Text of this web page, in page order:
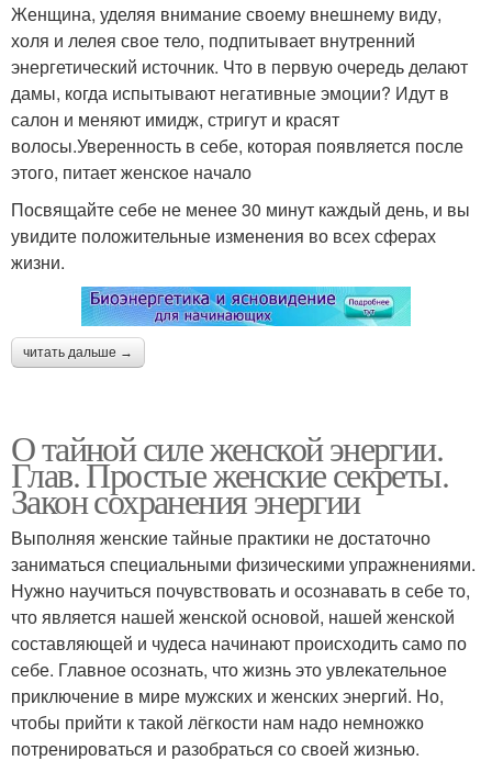
Женщина, уделяя внимание своему внешнему виду,
холя и лелея свое тело, подпитывает внутренний
энергетический источник. Что в первую очередь делают
дамы, когда испытывают негативные эмоции? Идут в
салон и меняют имидж, стригут и красят
волосы.Уверенность в себе, которая появляется после
этого, питает женское начало
Посвящайте себе не менее 30 минут каждый день, и вы
увидите положительные изменения во всех сферах
жизни.
читать дальше →
О тайной силе женской энергии.
Глав. Простые женские секреты.
Закон сохранения энергии
Выполняя женские тайные практики не достаточно
заниматься специальными физическими упражнениями.
Нужно научиться почувствовать и осознавать в себе то,
что является нашей женской основой, нашей женской
составляющей и чудеса начинают происходить само по
себе. Главное осознать, что жизнь это увлекательное
приключение в мире мужских и женских энергий. Но,
чтобы прийти к такой лёгкости нам надо немножко
потренироваться и разобраться со своей жизнью.